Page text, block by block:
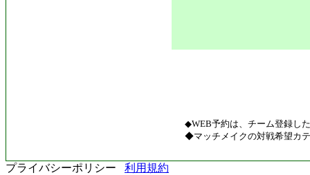
◆WEB予約は、チーム登録し
◆マッチメイクの対戦希望カ
プライバシーポリシー 利用規約